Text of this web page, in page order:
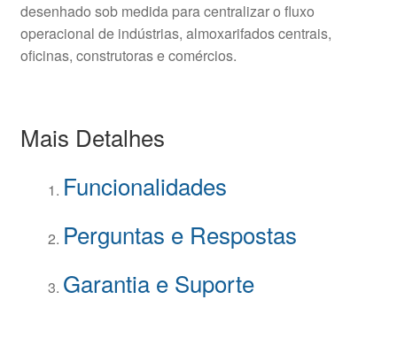
desenhado sob medida para centralizar o fluxo
operacional de indústrias, almoxarifados centrais,
oficinas, construtoras e comércios.
Mais Detalhes
Funcionalidades
Perguntas e Respostas
Garantia e Suporte